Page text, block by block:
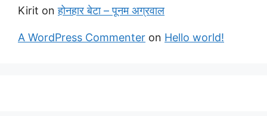
Kirit onहोनहार बेटा – पूनम अग्रवाल
A WordPress Commenter on Hello world!